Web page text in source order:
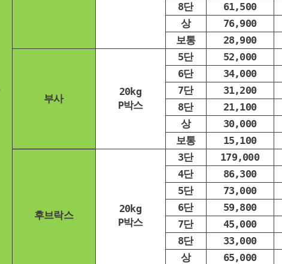
8단
61,500
상
76,900
보통
28,900
부사
20kg
P박스
5단 52,000
6단 34,000
7단
31,200
8단
21,100
상
30,000
보통
15,100
후브락스
20kg
P박스
3단 179,000
4단 86,300
5단
73,000
6단
59,800
7단
45,000
8단
33,000
상
65,000